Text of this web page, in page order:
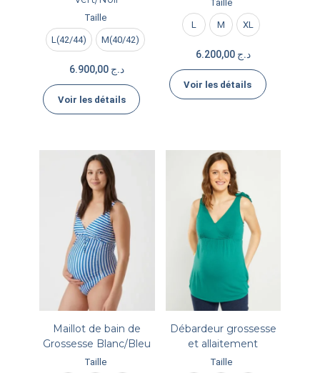
Taille
L(42/44) M(40/42)
د.ج
Voir les détails
Taille
L M XL
د.ج 6.200,00
Voir les détails
Maillot de bain de
Grossesse Blanc/Bleu
Taille
Débardeur grossesse
et allaitement
Taille